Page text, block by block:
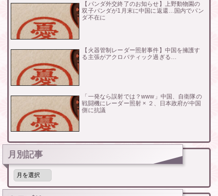
【パンダ外交終了のお知らせ】上野動物園の
双子パンダが1月末に中国に返還…国内でパン
ダ不在に
【火器管制レーダー照射事件】中国を擁護す
る主張がアクロバティック過ぎる…
「一発なら誤射では？www」中国、自衛隊の
戦闘機にレーダー照射 × ２、日本政府が中国
側に抗議
月別記事
月
記
事